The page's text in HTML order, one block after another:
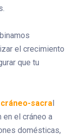
el crecimiento
que tu
sacral
el cráneo a
domésticas,